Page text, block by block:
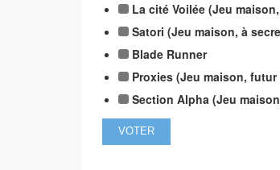
La cité Voilée (Jeu
Satori (Jeu maison, à
Blade Runner
Proxies (Jeu maison,
Section Alpha (Jeu